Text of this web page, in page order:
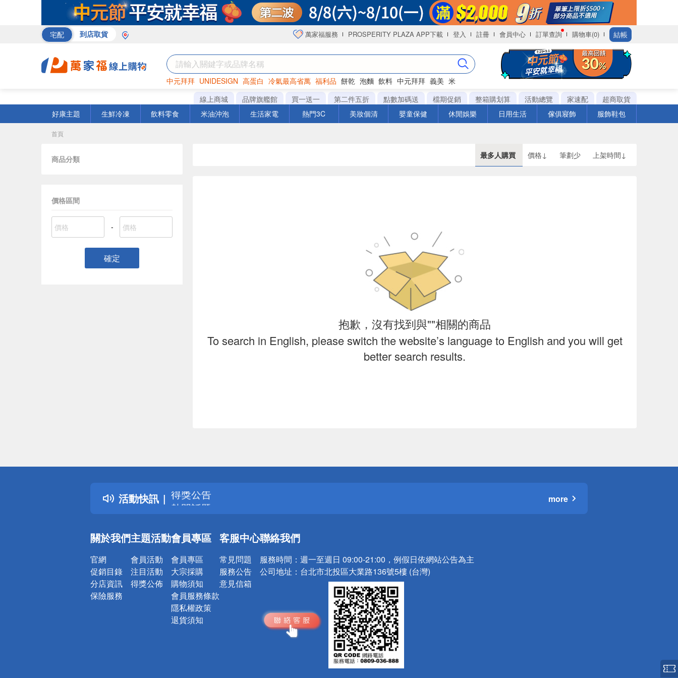
宅配 到店取貨 萬家福服務 PROSPERITY PLAZA APP下載 登入 註冊 會員中心 訂單查詢 購物車(0) 結帳
中元拜拜 UNIDESIGN 高蛋白 冷氣最高省萬 福利品 餅乾 泡麵 飲料 中元拜拜 義美 米
罐頭 咖啡 海苔
線上商城 品牌旗艦館 買一送一 第二件五折 點數加碼送 檔期促銷 整箱購划算 活動總覽 家速配
超商取貨
好康主題
生鮮冷凍 飲料零食 米油沖泡 生活家電 熱門3C 美妝個清 嬰童保健 休閒娛樂 日用生活 傢俱寢飾 服飾鞋包
首頁
商品分類
價格區間
-
確定
最多人購買 價格↓ 筆劃少 上架時間↓
抱歉，沒有找到與""相關的商品
To search in English, please switch the website’s language to English and you will get
better search results.
活動快訊
詐騙網頁！請小心！
得獎公告
熱門話題
銀行優惠
詐騙網頁！請小心！
more
關於我們
官網
促銷目錄
分店資訊
保險服務
主題活動
會員活動
注目活動
得獎公佈
會員專區
會員專區
大宗採購
購物須知
會員服務條款
隱私權政策
退貨須知
客服中心
常見問題
服務公告
意見信箱
聯絡我們
服務時間： 週一至週日 09:00-21:00，例假日依網站公告為主
公司地址： 台北市北投區大業路136號5樓 (台灣)